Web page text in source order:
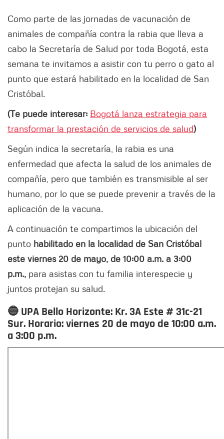
Como parte de las jornadas de vacunación de
animales de compañía contra la rabia que lleva a
cabo la Secretaría de Salud por toda Bogotá, esta
semana te invitamos a asistir con tu perro o gato al
punto que estará habilitado en la localidad de San
Cristóbal.
(Te puede interesar: Bogotá lanza estrategia para
transformar la prestación de servicios de salud)
Según indica la secretaría, la rabia es una
enfermedad que afecta la salud de los animales de
compañía, pero que también es transmisible al ser
humano, por lo que se puede prevenir a través de la
aplicación de la vacuna.
A continuación te compartimos la ubicación del
punto habilitado en la localidad de San Cristóbal
este viernes 20 de mayo, de 10:00 a.m. a 3:00
p.m., para asistas con tu familia interespecie y
juntos protejan su salud.
🔵 UPA Bello Horizonte: Kr. 3A Este # 31c-21
Sur. Horario: viernes 20 de mayo de 10:00 a.m.
a 3:00 p.m.